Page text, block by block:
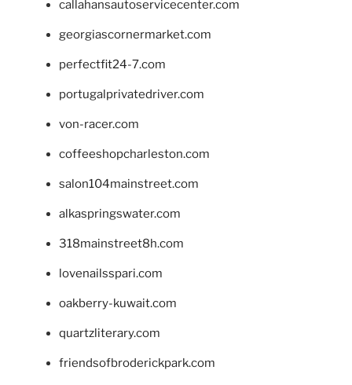
callahansautoservicecenter.com
georgiascornermarket.com
perfectfit24-7.com
portugalprivatedriver.com
von-racer.com
coffeeshopcharleston.com
salon104mainstreet.com
alkaspringswater.com
318mainstreet8h.com
lovenailsspari.com
oakberry-kuwait.com
quartzliterary.com
friendsofbroderickpark.com